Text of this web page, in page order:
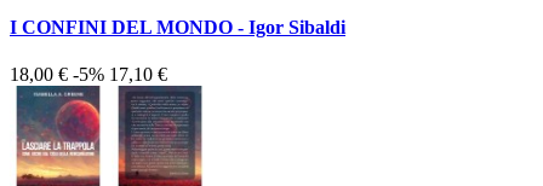
I CONFINI DEL MONDO - Igor Sibaldi
18,00 € -5% 17,10 €